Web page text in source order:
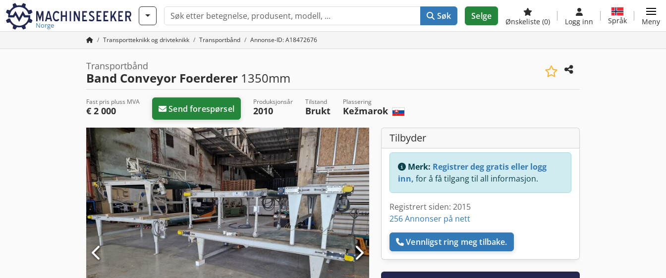
Norge
Søk Selge
Ønskeliste (0) Logg inn Språk Meny
Transportteknikk og drivteknikk Transportbånd Annonse-ID: A18472676
Transportbånd
Band Conveyor Foerderer 1350mm
Fast pris pluss MVA
€ 2 000 Send forespørsel
Produksjonsår
2010
Tilstand
Brukt
Plassering
Kežmarok
Tilbyder
Merk: Registrer deg gratis eller logg
inn, for å få tilgang til all informasjon.
Registrert siden: 2015
256 Annonser på nett
Vennligst ring meg tilbake.